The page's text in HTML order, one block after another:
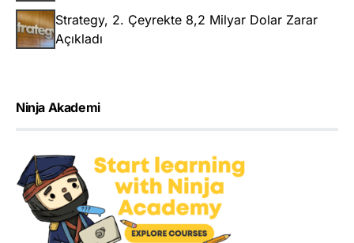
Strategy, 2. Çeyrekte 8,2 Milyar Dolar Zarar
Açıkladı
Ninja Akademi